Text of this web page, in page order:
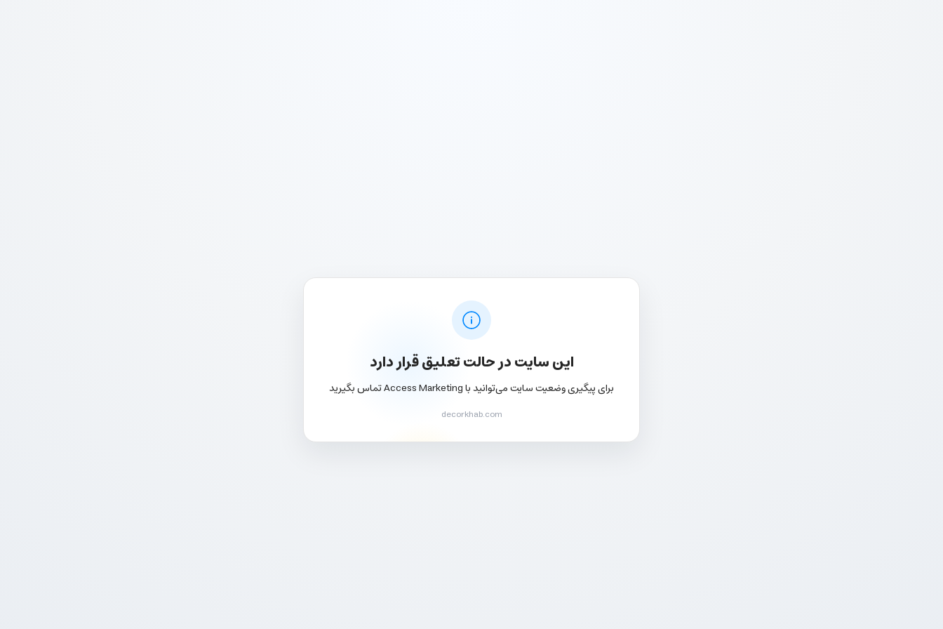
این سایت در حالت تعلیق قرار دارد
برای پیگیری وضعیت سایت می‌توانید با Access Marketing تماس بگیرید
decorkhab.com